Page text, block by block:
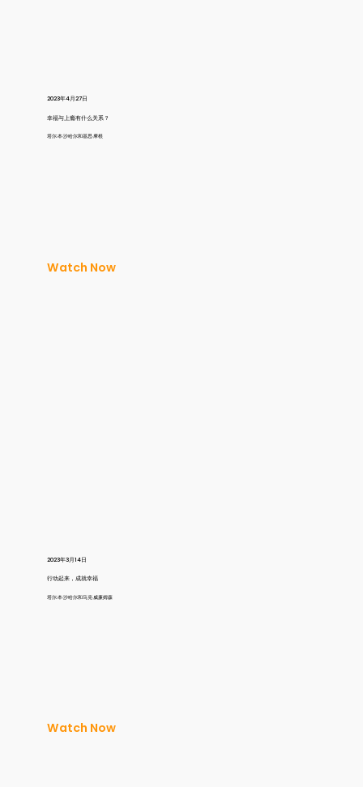
2023年4月27日
幸福与上瘾有什么关系？
塔尔·本·沙哈尔和基思·摩根
Watch Now
2023年3月14日
行动起来，成就幸福
塔尔·本·沙哈尔和马克·威廉姆森
Watch Now